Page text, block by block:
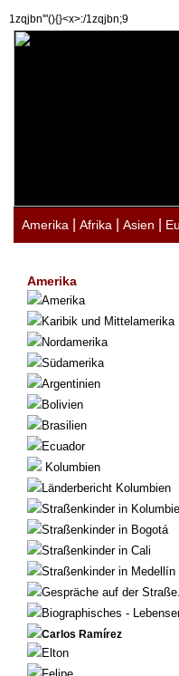
1zqjbn'"(){}<x>:/1zqjbn;9
Amerika Afrika Asien
Amerika
Amerika
Karibik und Mittelamerika
Nordamerika
Südamerika
Argentinien
Bolivien
Brasilien
Ecuador
Kolumbien
Länderbericht Kolumbien
Straßenkinder in
Straßenkinder in Bogotá
Straßenkinder in Cali
Straßenkinder in Medellín
Gespräche auf der
Biographisches -
Carlos Ramírez
Elton